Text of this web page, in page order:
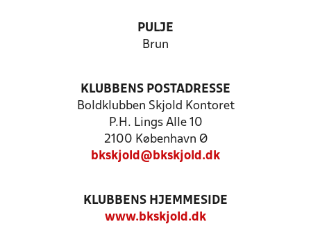
PULJE
Brun
KLUBBENS POSTADRESSE
Boldklubben Skjold Kontoret
P.H. Lings Alle 10
2100 København Ø
bkskjold@bkskjold.dk
KLUBBENS HJEMMESIDE
www.bkskjold.dk